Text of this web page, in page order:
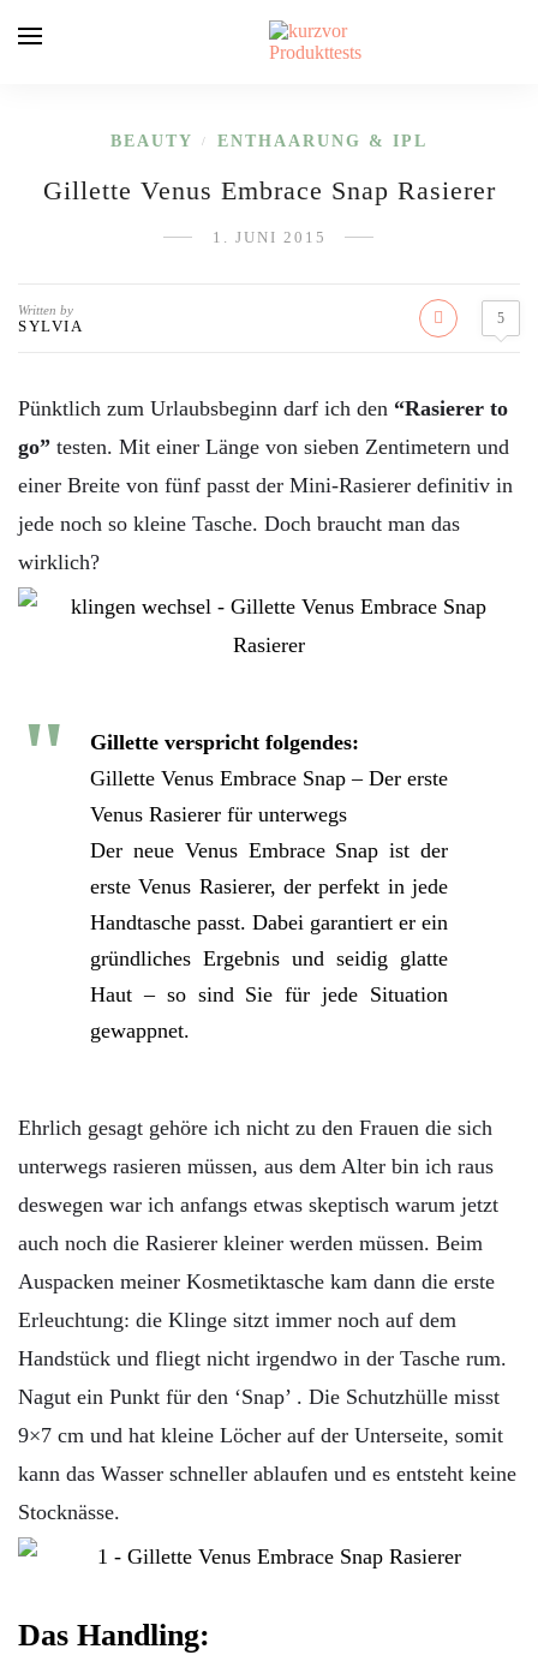
BEAUTY / ENTHAARUNG & IPL
Gillette Venus Embrace Snap Rasierer
1. JUNI 2015
Written by
SYLVIA 5
Pünktlich zum Urlaubsbeginn darf ich den “Rasierer to
go” testen. Mit einer Länge von sieben Zentimetern und
einer Breite von fünf passt der Mini-Rasierer definitiv in
jede noch so kleine Tasche. Doch braucht man das
wirklich?
Gillette verspricht folgendes:
Gillette Venus Embrace Snap – Der erste
Venus Rasierer für unterwegs
Der neue Venus Embrace Snap ist der
erste Venus Rasierer, der perfekt in jede
Handtasche passt. Dabei garantiert er ein
gründliches Ergebnis und seidig glatte
Haut – so sind Sie für jede Situation
gewappnet.
Ehrlich gesagt gehöre ich nicht zu den Frauen die sich
unterwegs rasieren müssen, aus dem Alter bin ich raus
deswegen war ich anfangs etwas skeptisch warum jetzt
auch noch die Rasierer kleiner werden müssen. Beim
Auspacken meiner Kosmetiktasche kam dann die erste
Erleuchtung: die Klinge sitzt immer noch auf dem
Handstück und fliegt nicht irgendwo in der Tasche rum.
Nagut ein Punkt für den ‘Snap’ . Die Schutzhülle misst
9×7 cm und hat kleine Löcher auf der Unterseite, somit
kann das Wasser schneller ablaufen und es entsteht keine
Stocknässe.
Das Handling: